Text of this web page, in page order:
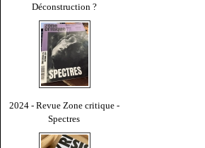
Déconstruction ?
2024 - Revue Zone critique -
Spectres